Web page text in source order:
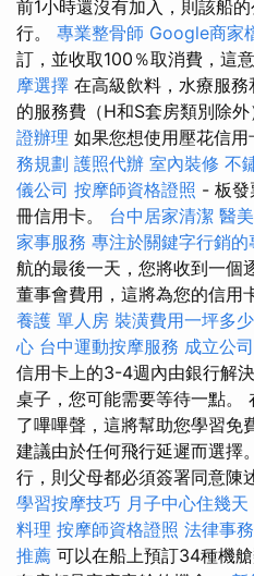
前1小時還沒有加入，則該船
行。 專業整骨師 Google商家
訂，並收取100％取消費，這
摩選擇 在高級飲料，水療服
的服務費（H和S套房類別除外
證辦理 如果您想使用壓花信用
務規劃 護照代辦 室內裝修 不
儀公司 按摩師資格證照 - 板發
冊信用卡。 台中居家清潔 醫美
家事服務 專注於關鍵字行銷的
航的最後一天，您將收到一個
董事會費用，這將為您的信用
養護 單人房 裝潢費用一坪多少
心 台中運動按摩服務 成立公司
信用卡上的3-4週內由銀行解
桌子，您可能需要等待一點。
了嗶嗶聲，這將幫助您學習免
建議由於任何飛行延遲而選擇
行，則父母都必須簽署同意陳
學習按摩技巧 月子中心住幾天
料理 按摩師資格證照 法律事
推薦 可以在船上預訂34種機